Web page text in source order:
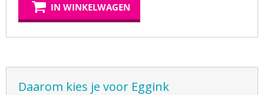
IN WINKELWAGEN
Daarom kies je voor Eggink